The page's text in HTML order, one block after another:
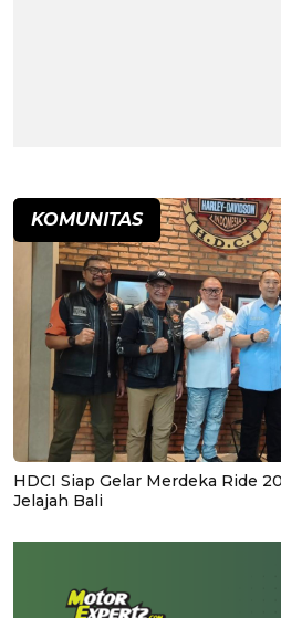
KOMUNITAS
HDCI Siap Gelar Merdeka Ride
Jelajah Bali